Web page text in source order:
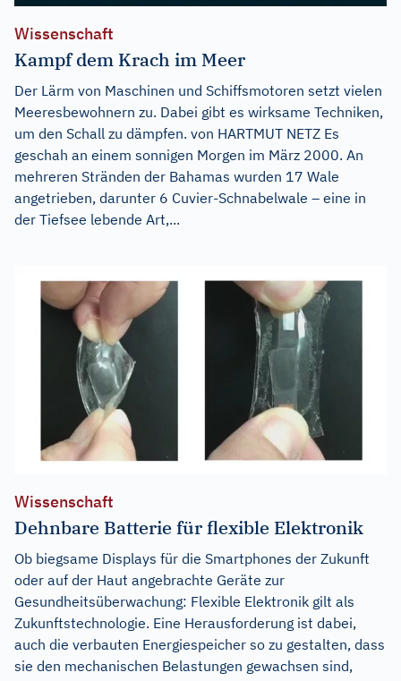
Wissenschaft
Kampf dem Krach im Meer
Der Lärm von Maschinen und Schiffsmotoren setzt vielen
Meeresbewohnern zu. Dabei gibt es wirksame Techniken,
um den Schall zu dämpfen. von HARTMUT NETZ Es
geschah an einem sonnigen Morgen im März 2000. An
mehreren Stränden der Bahamas wurden 17 Wale
angetrieben, darunter 6 Cuvier-Schnabelwale – eine in
der Tiefsee lebende Art,...
Wissenschaft
Dehnbare Batterie für flexible Elektronik
Ob biegsame Displays für die Smartphones der Zukunft
oder auf der Haut angebrachte Geräte zur
Gesundheitsüberwachung: Flexible Elektronik gilt als
Zukunftstechnologie. Eine Herausforderung ist dabei,
auch die verbauten Energiespeicher so zu gestalten, dass
sie den mechanischen Belastungen gewachsen sind,